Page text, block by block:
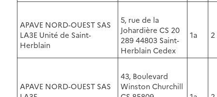
APAVE NORD-OUEST SAS
LA3E Unité de Saint-
Herblain
5, rue de la
Johardière CS 20
289 44803 Saint-
Herblain Cedex
1a 2
APAVE NORD-OUEST SAS
43, Boulevard
Winston Churchill